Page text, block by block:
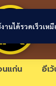
ข
นแก่น อีเ
านได้รวดเร็วเห